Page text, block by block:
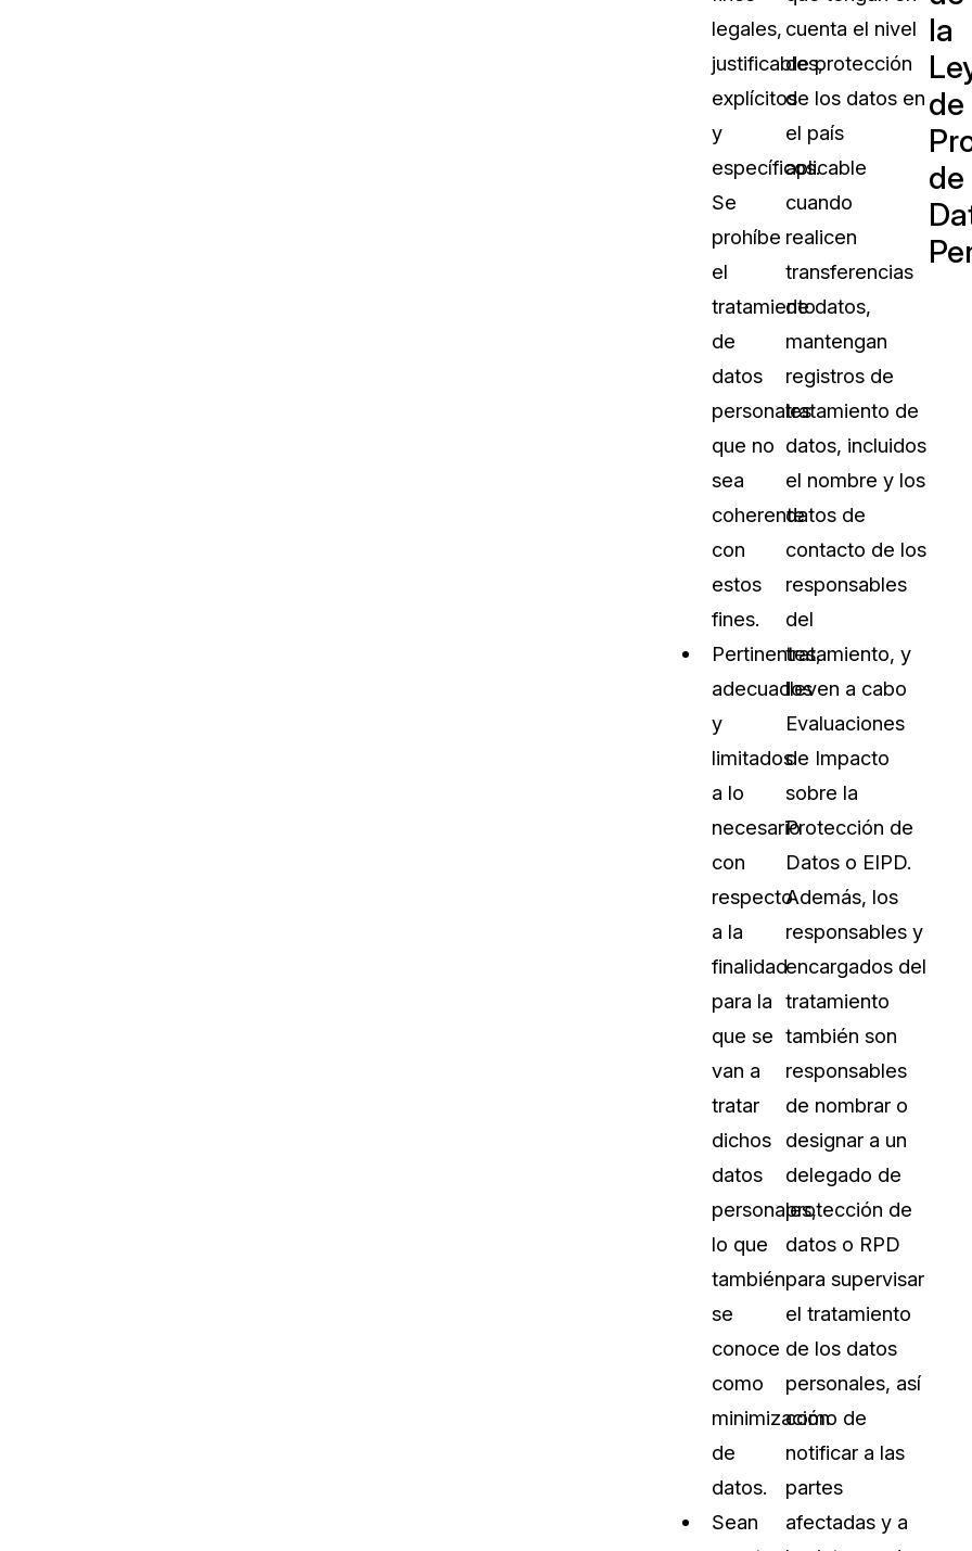
legales,
justificables,
explícitos
y
específicos.
Se
prohíbe
el
tratamiento
de
datos
personales
que no
sea
coherente
con
estos
fines.
Pertinentes,
adecuados
y
limitados
a lo
necesario
con
respecto
a la
finalidad
para la
que se
van a
tratar
dichos
datos
personales,
lo que
también
se
conoce
como
minimización
de
datos.
Sean
cuenta el nivel
de protección
de los datos en
el país
aplicable
cuando
realicen
transferencias
de datos,
mantengan
registros de
tratamiento de
datos, incluidos
el nombre y los
datos de
contacto de los
responsables
del
tratamiento, y
lleven a cabo
Evaluaciones
de Impacto
sobre la
Protección de
Datos o EIPD.
Además, los
responsables y
encargados del
tratamiento
también son
responsables
de nombrar o
designar a un
delegado de
protección de
datos o RPD
para supervisar
el tratamiento
de los datos
personales, así
como de
notificar a las
partes
afectadas y a
la
de
de